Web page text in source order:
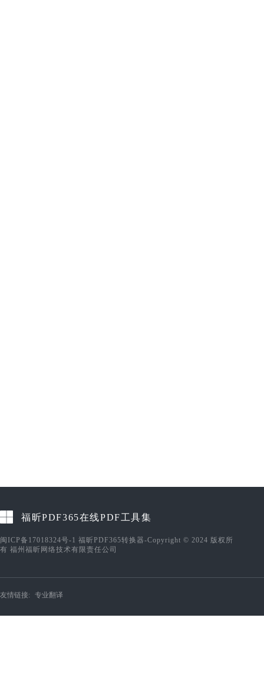
福昕PDF365在线PDF工具集
闽ICP备17018324号-1 福昕PDF365转换器-Copyright © 2024 版权所
有 福州福昕网络技术有限责任公司
友情链接: 专业翻译